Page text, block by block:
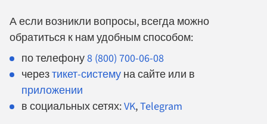
А если возникли вопросы, всегда можно
обратиться к нам удобным способом:
по телефону8 (800) 700-06-08
черезтикет-систему на сайте или в
приложении
в социальных сетях:VK,Telegram